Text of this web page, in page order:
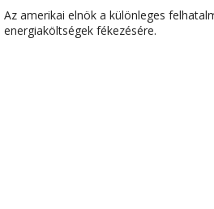
Az amerikai elnök a különleges
energiaköltségek fékezésére.